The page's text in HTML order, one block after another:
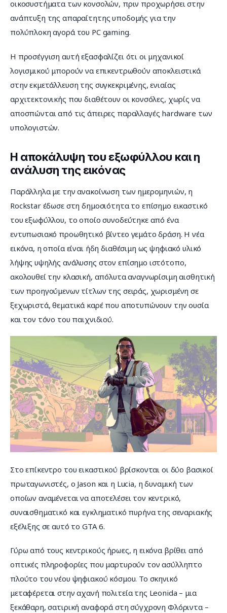
οικοσυστήματα των κονσολών, πριν προχωρήσει στην
ανάπτυξη της απαραίτητης υποδομής για την
πολύπλοκη αγορά του PC gaming.
Η προσέγγιση αυτή εξασφαλίζει ότι οι μηχανικοί
λογισμικού μπορούν να επικεντρωθούν αποκλειστικά
στην εκμετάλλευση της συγκεκριμένης, ενιαίας
αρχιτεκτονικής που διαθέτουν οι κονσόλες, χωρίς να
αποσπώνται από τις άπειρες παραλλαγές hardware των
υπολογιστών.
Η αποκάλυψη του εξωφύλλου και η
ανάλυση της εικόνας
Παράλληλα με την ανακοίνωση των ημερομηνιών, η
Rockstar έδωσε στη δημοσιότητα το επίσημο εικαστικό
του εξωφύλλου, το οποίο συνοδεύτηκε από ένα
εντυπωσιακό προωθητικό βίντεο γεμάτο δράση. Η νέα
εικόνα, η οποία είναι ήδη διαθέσιμη ως ψηφιακό υλικό
λήψης υψηλής ανάλυσης στον επίσημο ιστότοπο,
ακολουθεί την κλασική, απόλυτα αναγνωρίσιμη αισθητική
των προηγούμενων τίτλων της σειράς, χωρισμένη σε
ξεχωριστά, θεματικά καρέ που αποτυπώνουν την ουσία
και τον τόνο του παιχνιδιού.
Στο επίκεντρο του εικαστικού βρίσκονται οι δύο βασικοί
πρωταγωνιστές, ο Jason και η Lucia, η δυναμική των
οποίων αναμένεται να αποτελέσει τον κεντρικό,
συναισθηματικό και εγκληματικό πυρήνα της σεναριακής
εξέλιξης σε αυτό το GTA 6.
Γύρω από τους κεντρικούς ήρωες, η εικόνα βρίθει από
οπτικές πληροφορίες που μαρτυρούν τον ασύλληπτο
πλούτο του νέου ψηφιακού κόσμου. Το σκηνικό
μεταφέρεται στην αχανή πολιτεία της Leonida – μια
ξεκάθαρη, σατιρική αναφορά στη σύγχρονη Φλόριντα –